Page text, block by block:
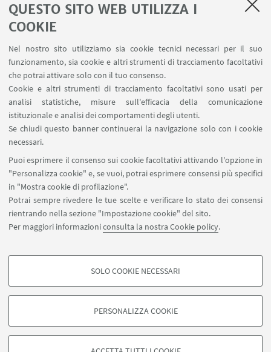
QUESTO SITO WEB UTILIZZA I
COOKIE
Nel nostro sito utilizziamo sia cookie tecnici necessari per il suo
funzionamento, sia cookie e altri strumenti di tracciamento facoltativi
che potrai attivare solo con il tuo consenso.
Cookie e altri strumenti di tracciamento facoltativi sono usati per
analisi statistiche, misure sull'efficacia della comunicazione
istituzionale e analisi dei comportamenti degli utenti.
Se chiudi questo banner continuerai la navigazione solo con i cookie
necessari.
Puoi esprimere il consenso sui cookie facoltativi attivando l'opzione in
"Personalizza cookie" e, se vuoi, potrai esprimere consensi più specifici
in "Mostra cookie di profilazione".
Potrai sempre rivedere le tue scelte e verificare lo stato dei consensi
rientrando nella sezione "Impostazione cookie" del sito.
Per maggiori informazioniconsulta la nostra Cookie policy.
COOKIE DI PROFILAZIONE - FACOLTATIVI
degli utenti, creare profili in base al loro comportamento sul sito, per analisi
di marketing.
SOLO COOKIE NECESSARI
PERSONALIZZA COOKIE
1 2 3 4 ... 6
LINK UTILI
Contatti
Area riservata
SEGUI UNIBO SU:
APP:
©Copyright 2026 - ALMA MATER STUDIORUM - Università di
Bologna - Via Zamboni, 33 - 40126 Bologna - PI: 01131710376 - CF:
80007010376
Privacy
Note legali
Informazioni sul sito e accessibilità